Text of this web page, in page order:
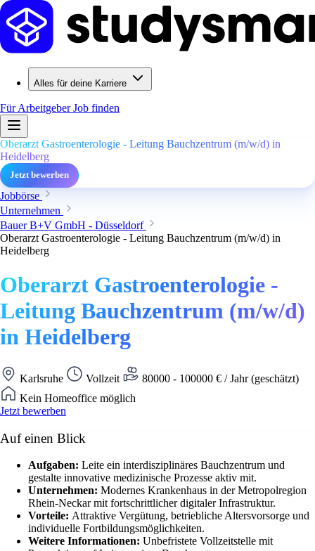
Alles für deine Karriere
Für ArbeitgeberJob finden
Oberarzt Gastroenterologie - Leitung Bauchzentrum (m/w/d) in
Heidelberg
Jetzt bewerben
Jobbörse
Unternehmen
Bauer B+V GmbH - Düsseldorf
Oberarzt Gastroenterologie - Leitung Bauchzentrum (m/w/d) in
Heidelberg
Oberarzt Gastroenterologie -
Leitung Bauchzentrum (m/w/d)
in Heidelberg
Karlsruhe Vollzeit
80000 - 100000 € / Jahr (geschätzt)
Kein Homeoffice möglich
Jetzt bewerben
Auf einen Blick
Aufgaben: Leite ein interdisziplinäres Bauchzentrum und
gestalte innovative medizinische Prozesse aktiv mit.
Unternehmen: Modernes Krankenhaus in der Metropolregion
Rhein-Neckar mit fortschrittlicher digitaler Infrastruktur.
Vorteile: Attraktive Vergütung, betriebliche Altersvorsorge und
individuelle Fortbildungsmöglichkeiten.
Weitere Informationen: Unbefristete Vollzeitstelle mit